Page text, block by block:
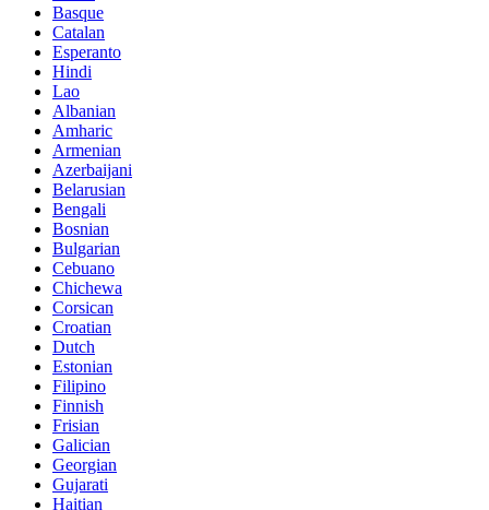
Basque
Catalan
Esperanto
Hindi
Lao
Albanian
Amharic
Armenian
Azerbaijani
Belarusian
Bengali
Bosnian
Bulgarian
Cebuano
Chichewa
Corsican
Croatian
Dutch
Estonian
Filipino
Finnish
Frisian
Galician
Georgian
Gujarati
Haitian